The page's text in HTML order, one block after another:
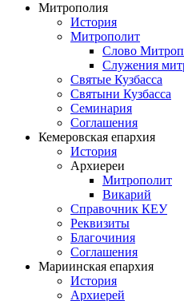
Митрополия
История
Митрополит
Слово
Служения
Святые Кузбасса
Святыни Кузбасса
Семинария
Соглашения
Кемеровская епархия
История
Архиереи
Митрополит
Викарий
Справочник КЕУ
Реквизиты
Благочиния
Соглашения
Мариинская епархия
История
Архиерей